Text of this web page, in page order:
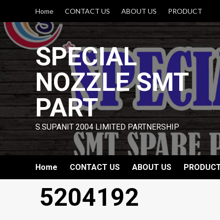
content
Home CONTACT US ABOUT US PRODUCT
SPECIAL
NOZZLE SMT
PART
S.SUPANIT 2004 LIMITED PARTNERSHIP
Home CONTACT US ABOUT US
5204192